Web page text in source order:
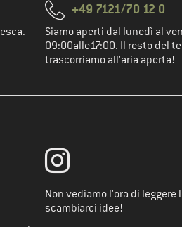
+49 7121/70 12 0
Siamo aperti dal lunedì al
09:00alle17:00. Il resto del
trascorriamo all'aria aperta!
tuo account cliente nel passaggio
Non vediamo l'ora di leggere
scambiarci idee!